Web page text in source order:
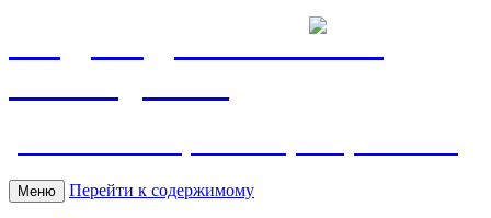
МБДОУ ДС "Калинка"
Меню Перейти к содержимому